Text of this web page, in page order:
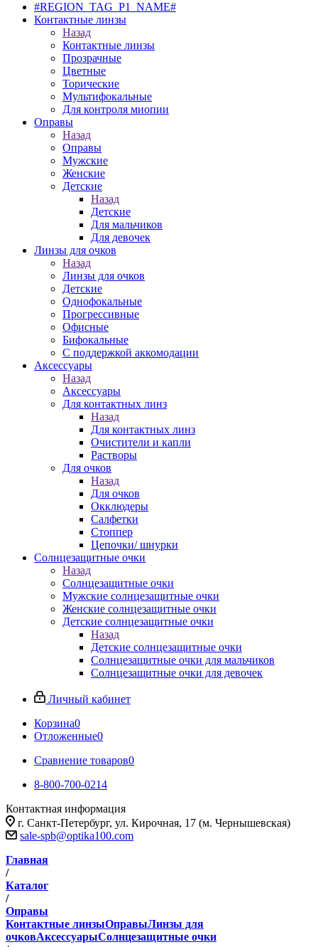
#REGION_TAG_P1_NAME#
Контактные линзы
Назад
Контактные линзы
Прозрачные
Цветные
Торические
Мультифокальные
Для контроля миопии
Оправы
Назад
Оправы
Мужские
Женские
Детские
Назад
Детские
Для мальчиков
Для девочек
Линзы для очков
Назад
Линзы для очков
Детские
Однофокальные
Прогрессивные
Офисные
Бифокальные
С поддержкой аккомодации
Аксессуары
Назад
Аксессуары
Для контактных линз
Назад
Для контактных линз
Очистители и капли
Растворы
Для очков
Назад
Для очков
Окклюдеры
Салфетки
Стоппер
Цепочки/ шнурки
Солнцезащитные очки
Назад
Солнцезащитные очки
Мужские солнцезащитные очки
Женские солнцезащитные очки
Детские солнцезащитные очки
Назад
Детские солнцезащитные очки
Солнцезащитные очки для мальчиков
Солнцезащитные очки для девочек
Личный кабинет
Корзина0
Отложенные0
Сравнение товаров0
8-800-700-0214
Контактная информация
г. Санкт-Петербург, ул. Кирочная, 17 (м. Чернышевская)
sale-spb@optika100.com
Главная
/
Каталог
/
Оправы
Контактные линзыОправыЛинзы для
очковАксессуарыСолнцезащитные очки